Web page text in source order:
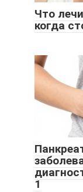
Что
когда
1